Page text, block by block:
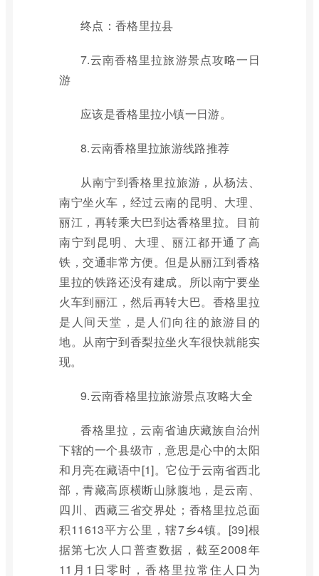
终点：香格里拉县
7.云南香格里拉旅游景点攻略一日
游
应该是香格里拉小镇一日游。
8.云南香格里拉旅游线路推荐
从南宁到香格里拉旅游，从杨法、
南宁坐火车，经过云南的昆明、大理、
丽江，再转乘大巴到达香格里拉。目前
南宁到昆明、大理、丽江都开通了高
铁，交通非常方便。但是从丽江到香格
里拉的铁路还没有建成。所以南宁要坐
火车到丽江，然后再转大巴。香格里拉
是人间天堂，是人们向往的旅游目的
地。从南宁到香梨拉坐火车很快就能实
现。
9.云南香格里拉旅游景点攻略大全
香格里拉，云南省迪庆藏族自治州
下辖的一个县级市，意思是心中的太阳
和月亮在藏语中[1]。它位于云南省西北
部，青藏高原横断山脉腹地，是云南、
四川、西藏三省交界处；香格里拉总面
积11613平方公里，辖7乡4镇。[39]根
据第七次人口普查数据，截至2008年
11月1日零时，香格里拉常住人口为